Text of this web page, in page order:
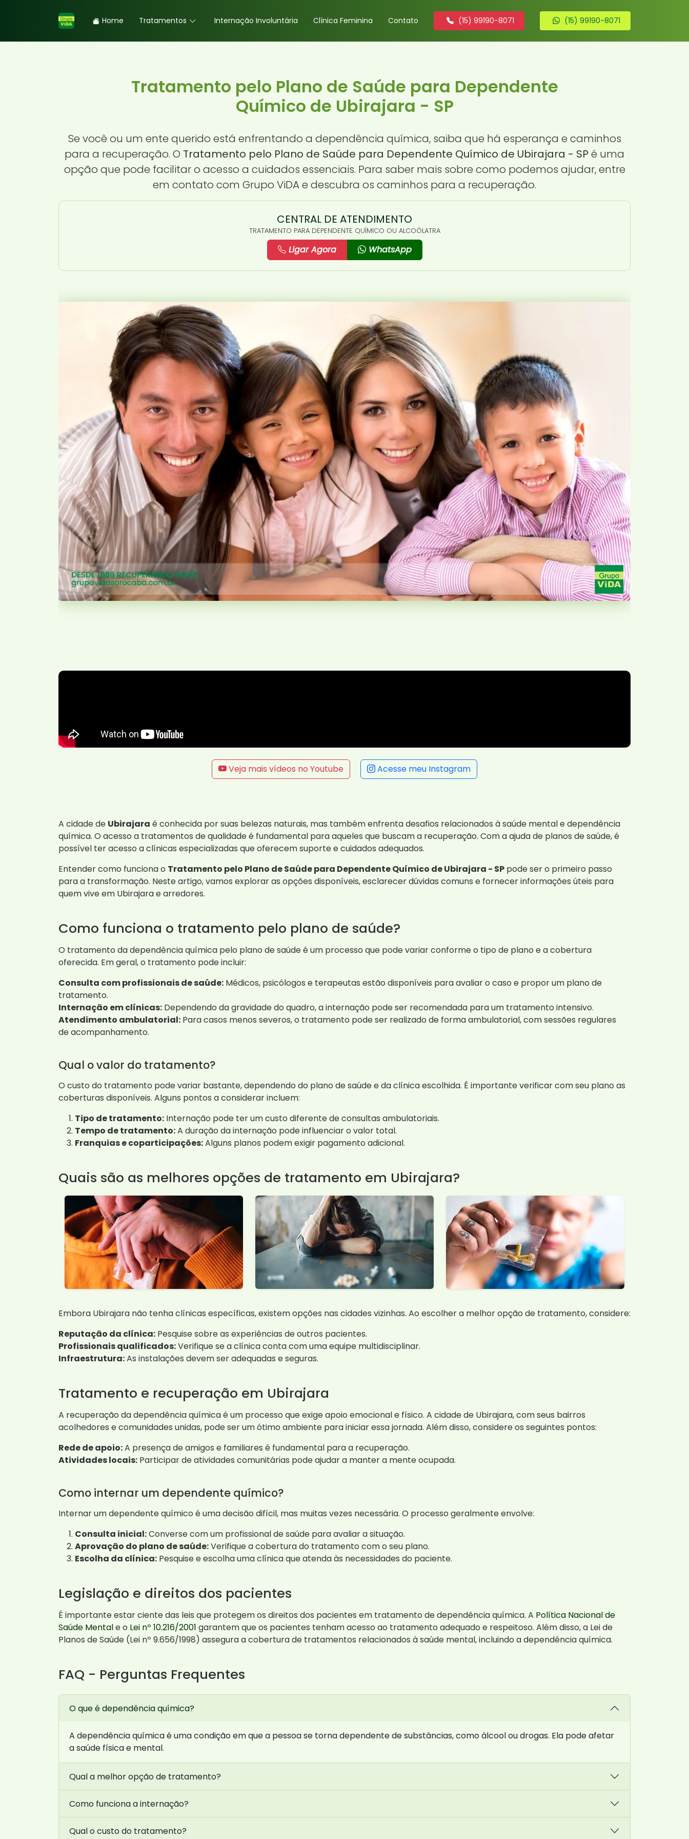
Home Tratamentos Internação Involuntária Clínica Feminina Contato (15) 99190-8071 (15) 99190-8071
Tratamento pelo Plano de Saúde para Dependente
Químico de Ubirajara - SP
Se você ou um ente querido está enfrentando a dependência química, saiba que há esperança e caminhos
para a recuperação. O Tratamento pelo Plano de Saúde para Dependente Químico de Ubirajara - SP é uma
opção que pode facilitar o acesso a cuidados essenciais. Para saber mais sobre como podemos ajudar, entre
em contato com Grupo ViDA e descubra os caminhos para a recuperação.
CENTRAL DE ATENDIMENTO
TRATAMENTO PARA DEPENDENTE QUÍMICO OU ALCOÓLATRA
Ligar Agora WhatsApp
Veja mais vídeos no Youtube Acesse meu Instagram
A cidade de Ubirajara é conhecida por suas belezas naturais, mas também enfrenta desafios relacionados à saúde mental e dependência
química. O acesso a tratamentos de qualidade é fundamental para aqueles que buscam a recuperação. Com a ajuda de planos de saúde, é
possível ter acesso a clínicas especializadas que oferecem suporte e cuidados adequados.
Entender como funciona o Tratamento pelo Plano de Saúde para Dependente Químico de Ubirajara - SP pode ser o primeiro passo
para a transformação. Neste artigo, vamos explorar as opções disponíveis, esclarecer dúvidas comuns e fornecer informações úteis para
quem vive em Ubirajara e arredores.
Como funciona o tratamento pelo plano de saúde?
O tratamento da dependência química pelo plano de saúde é um processo que pode variar conforme o tipo de plano e a cobertura
oferecida. Em geral, o tratamento pode incluir:
Consulta com profissionais de saúde: Médicos, psicólogos e terapeutas estão disponíveis para avaliar o caso e propor um plano de
tratamento.
Internação em clínicas: Dependendo da gravidade do quadro, a internação pode ser recomendada para um tratamento intensivo.
Atendimento ambulatorial: Para casos menos severos, o tratamento pode ser realizado de forma ambulatorial, com sessões regulares
de acompanhamento.
Qual o valor do tratamento?
O custo do tratamento pode variar bastante, dependendo do plano de saúde e da clínica escolhida. É importante verificar com seu plano as
coberturas disponíveis. Alguns pontos a considerar incluem:
Tipo de tratamento: Internação pode ter um custo diferente de consultas ambulatoriais.
Tempo de tratamento:A duração da internação pode influenciar o valor total.
Franquias e coparticipações:Alguns planos podem exigir pagamento adicional.
Quais são as melhores opções de tratamento em Ubirajara?
Embora Ubirajara não tenha clínicas específicas, existem opções nas cidades vizinhas. Ao escolher a melhor opção de tratamento, considere:
Reputação da clínica: Pesquise sobre as experiências de outros pacientes.
Profissionais qualificados:Verifique se a clínica conta com uma equipe multidisciplinar.
Infraestrutura:As instalações devem ser adequadas e seguras.
Tratamento e recuperação em Ubirajara
A recuperação da dependência química é um processo que exige apoio emocional e físico. A cidade de Ubirajara, com seus bairros
acolhedores e comunidades unidas, pode ser um ótimo ambiente para iniciar essa jornada. Além disso, considere os seguintes pontos:
Rede de apoio:A presença de amigos e familiares é fundamental para a recuperação.
Atividades locais: Participar de atividades comunitárias pode ajudar a manter a mente ocupada.
Como internar um dependente químico?
Internar um dependente químico é uma decisão difícil, mas muitas vezes necessária. O processo geralmente envolve:
Consulta inicial:Converse com um profissional de saúde para avaliar a situação.
Aprovação do plano de saúde:Verifique a cobertura do tratamento com o seu plano.
Escolha da clínica: Pesquise e escolha uma clínica que atenda às necessidades do paciente.
Legislação e direitos dos pacientes
É importante estar ciente das leis que protegem os direitos dos pacientes em tratamento de dependência química. A Política Nacional de
Saúde Mentale o Lei nº 10.216/2001 garantem que os pacientes tenham acesso ao tratamento adequado e respeitoso. Além disso, a Lei de
Planos de Saúde (Lei nº 9.656/1998) assegura a cobertura de tratamentos relacionados à saúde mental, incluindo a dependência química.
FAQ - Perguntas Frequentes
O que é dependência química?
A dependência química é uma condição em que a pessoa se torna dependente de substâncias, como álcool ou drogas. Ela pode afetar
a saúde física e mental.
Qual a melhor opção de tratamento?
Como funciona a internação?
Qual o custo do tratamento?